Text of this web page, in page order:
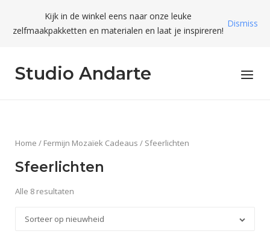
content
Kijk in de winkel eens naar onze leuke
zelfmaakpakketten en materialen en laat je inspireren!
Dismiss
Studio Andarte Menu
Home / Fermijn Mozaïek Cadeaus / Sfeerlichten
Sfeerlichten
Alle 8 resultaten
Sorteer op nieuwheid